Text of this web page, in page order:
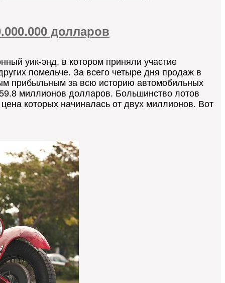
долларов
уик-энд, в котором приняли участие
помельче. За всего четыре дня продаж в
прибыльным за всю историю автомобильных
миллионов долларов. Большинство лотов
которых начиналась от двух миллионов. Вот